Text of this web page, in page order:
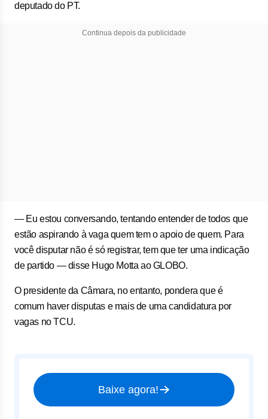
deputado do PT.
Continua depois da publicidade
— Eu estou conversando, tentando entender de todos que
estão aspirando à vaga quem tem o apoio de quem. Para
você disputar não é só registrar, tem que ter uma indicação
de partido — disse Hugo Motta ao GLOBO.
O presidente da Câmara, no entanto, pondera que é
comum haver disputas e mais de uma candidatura por
vagas no TCU.
Baixe agora!